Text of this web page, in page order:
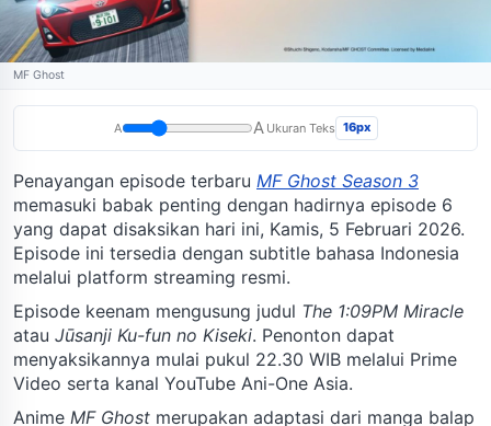
MF Ghost
A A Ukuran Teks 16px
Penayangan episode terbaru MF Ghost Season 3
memasuki babak penting dengan hadirnya episode 6
yang dapat disaksikan hari ini, Kamis, 5 Februari 2026.
Episode ini tersedia dengan subtitle bahasa Indonesia
melalui platform streaming resmi.
Episode keenam mengusung judul The 1:09PM Miracle
atau Jūsanji Ku-fun no Kiseki. Penonton dapat
menyaksikannya mulai pukul 22.30 WIB melalui Prime
Video serta kanal YouTube Ani-One Asia.
Anime MF Ghost merupakan adaptasi dari manga balap